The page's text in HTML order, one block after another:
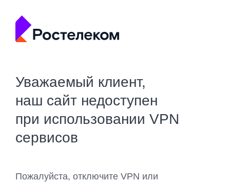
Уважаемый клиент,
наш сайт недоступен
при использовании VPN
сервисов
Пожалуйста, отключите VPN или